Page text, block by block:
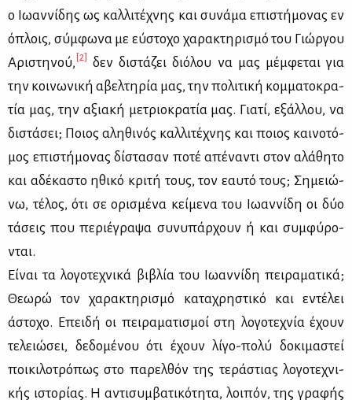
ο Ιω­αν­νί­δης ως καλ­λι­τέ­χνης και συ­νά­μα επι­στή­μο­νας εν
όπλοις, σύμ­φω­να με εύ­στο­χο χα­ρα­κτη­ρι­σμό του Γιώρ­γου
Αρι­στη­νού, [2] δεν δι­στά­ζει διό­λου να μας μέμ­φε­ται για
την κοι­νω­νι­κή αβελ­τη­ρία μας, την πο­λι­τι­κή κομ­μα­το­κρα­
τία μας, την αξια­κή με­τριο­κρα­τία μας. Για­τί, εξάλ­λου, να
δι­στά­σει; Ποιος αλη­θι­νός καλ­λι­τέ­χνης και ποιος και­νο­τό­
μος επι­στή­μο­νας δί­στα­σαν πο­τέ απέ­να­ντι στον αλά­θη­το
και αδέ­κα­στο ηθι­κό κρι­τή τους, τον εαυ­τό τους; Ση­μειώ­
νω, τέ­λος, ότι σε ορι­σμέ­να κεί­με­να του Ιω­αν­νί­δη οι δύο
τά­σεις που πε­ριέ­γρα­ψα συ­νυ­πάρ­χουν ή και συμ­φύ­ρο­
νται.
Εί­ναι τα λο­γο­τε­χνι­κά βι­βλία του Ιω­αν­νί­δη πει­ρα­μα­τι­κά;
Θε­ω­ρώ τον χα­ρα­κτη­ρι­σμό κα­τα­χρη­στι­κό και εντέ­λει
άστο­χο. Επει­δή οι πει­ρα­μα­τι­σμοί στη λο­γο­τε­χνία έχουν
τε­λειώ­σει, δε­δο­μέ­νου ότι έχουν λί­γο-πο­λύ δο­κι­μα­στεί
ποι­κι­λο­τρό­πως στο πα­ρελ­θόν της τε­ρά­στιας λο­γο­τε­χνι­
κής ιστο­ρί­ας. Η αντι­συμ­βα­τι­κό­τη­τα, λοι­πόν, της γρα­φής